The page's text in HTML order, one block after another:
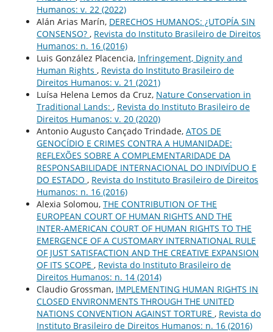
Humanos: v. 22 (2022)
Alán Arias Marín, DERECHOS HUMANOS: ¿UTOPÍA SIN
CONSENSO? , Revista do Instituto Brasileiro de Direitos
Humanos: n. 16 (2016)
Luis González Placencia, Infringement, Dignity and
Human Rights , Revista do Instituto Brasileiro de
Direitos Humanos: v. 21 (2021)
Luísa Helena Lemos da Cruz, Nature Conservation in
Traditional Lands: , Revista do Instituto Brasileiro de
Direitos Humanos: v. 20 (2020)
Antonio Augusto Cançado Trindade, ATOS DE
GENOCÍDIO E CRIMES CONTRA A HUMANIDADE:
REFLEXÕES SOBRE A COMPLEMENTARIDADE DA
RESPONSABILIDADE INTERNACIONAL DO INDIVÍDUO E
DO ESTADO , Revista do Instituto Brasileiro de Direitos
Humanos: n. 16 (2016)
Alexia Solomou, THE CONTRIBUTION OF THE
EUROPEAN COURT OF HUMAN RIGHTS AND THE
INTER-AMERICAN COURT OF HUMAN RIGHTS TO THE
EMERGENCE OF A CUSTOMARY INTERNATIONAL RULE
OF JUST SATISFACTION AND THE CREATIVE EXPANSION
OF ITS SCOPE , Revista do Instituto Brasileiro de
Direitos Humanos: n. 14 (2014)
Claudio Grossman, IMPLEMENTING HUMAN RIGHTS IN
CLOSED ENVIRONMENTS THROUGH THE UNITED
NATIONS CONVENTION AGAINST TORTURE , Revista do
Instituto Brasileiro de Direitos Humanos: n. 16 (2016)